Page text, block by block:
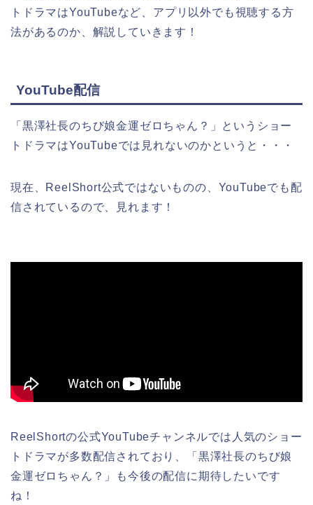
トドラマはYouTubeなど、アプリ以外でも視聴する方
法があるのか、解説していきます！
YouTube配信
「黒澤社長のちび娘金運ゼロちゃん？ 」 というショー
トドラマはYouTubeでは見れないのかというと・・・
現在、ReelShort公式ではないものの、YouTubeでも配
信されているので、見れます！
ReelShortの公式YouTubeチャンネルでは人気のショー
トドラマが多数配信されており、
「黒澤社長のちび娘
金運ゼロちゃん？ 」
も今後の配信に期待したいです
ね！